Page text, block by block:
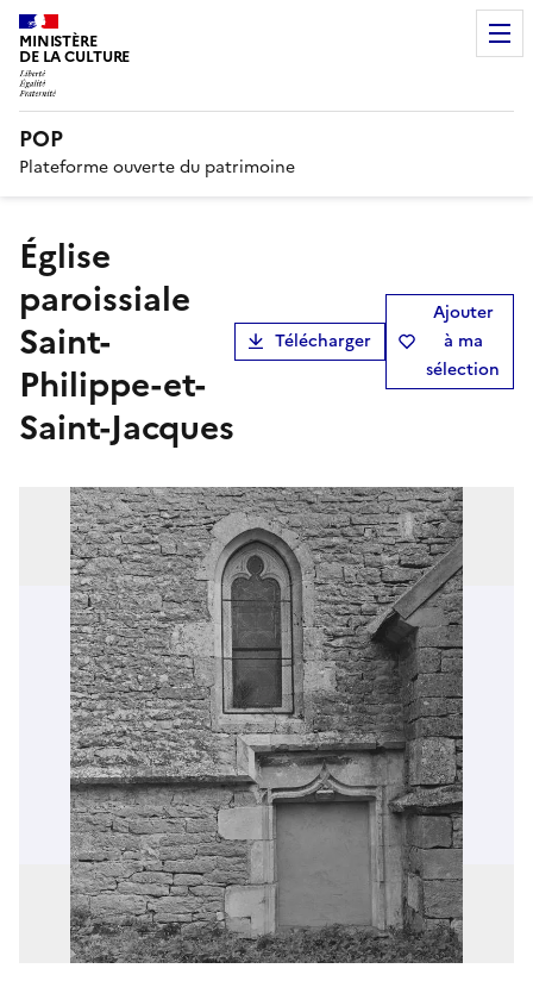
MINISTÈRE
DE LA CULTURE
POP
Plateforme ouverte du patrimoine
église
paroissiale
Saint-
Philippe-et-
Saint-Jacques
Télécharger
Ajouter
à ma
sélection